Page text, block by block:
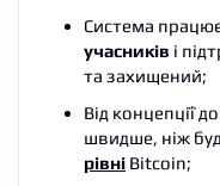
Система
учасників і
та захищений;
Від концепції
швидше, ніж
рівні Bitcoin;